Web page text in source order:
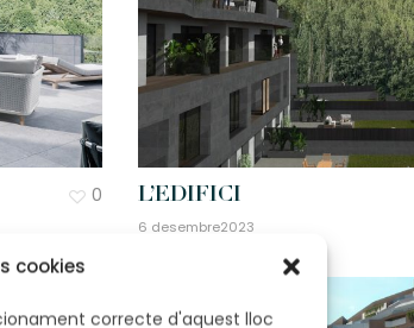
cookies
correcte d'aquest lloc
0 L’EDIFICI
6 desembre2023